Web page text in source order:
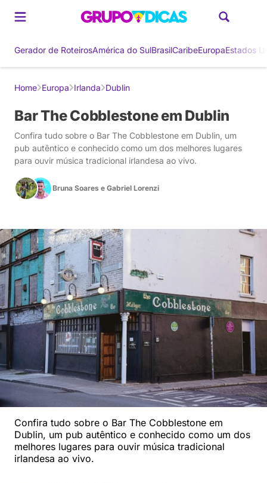
Gerador de RoteirosAmérica do SulBrasilCaribeEuropaEstados
Home Europa Irlanda Dublin
Bar The Cobblestone em Dublin
Confira tudo sobre o Bar The Cobblestone em Dublin, um
pub autêntico e conhecido como um dos melhores lugares
para ouvir música tradicional irlandesa ao vivo.
Bruna Soares e Gabriel Lorenzi
Confira tudo sobre o Bar The Cobblestone em
Dublin, um pub autêntico e conhecido como um dos
melhores lugares para ouvir música tradicional
irlandesa ao vivo.